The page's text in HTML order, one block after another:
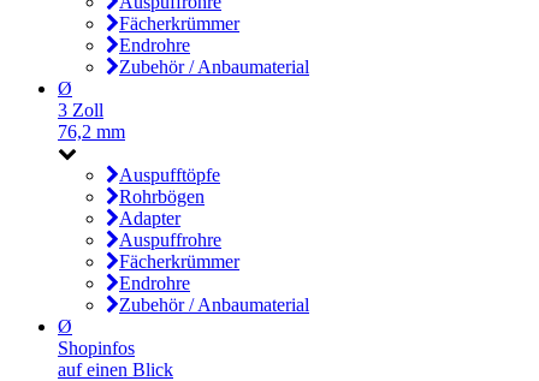
Fächerkrümmer
Endrohre
Zubehör / Anbaumaterial
Ø
3 Zoll
76,2 mm
Auspufftöpfe
Rohrbögen
Adapter
Auspuffrohre
Fächerkrümmer
Endrohre
Zubehör / Anbaumaterial
Ø
Shopinfos
auf einen Blick